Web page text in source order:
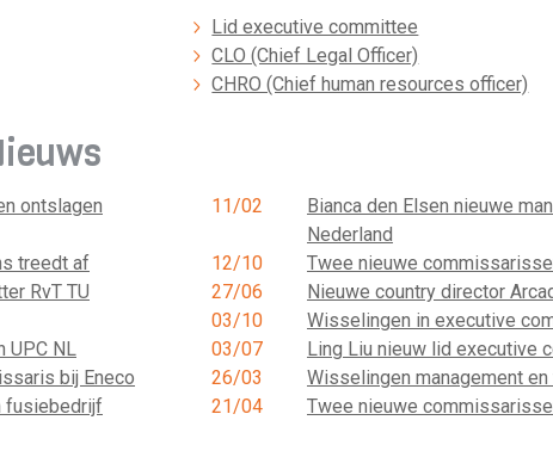
Lid executive committee
CLO (Chief Legal Officer)
CHRO (Chief human resources officer)
ontslagen
treedt af
RvT TU
UPC NL
bij Eneco
fusiebedrijf
11/02
Bianca den Elsen nieuwe
Nederland
12/10
Twee nieuwe
27/06
Nieuwe country director
03/10
Wisselingen in executive
03/07
Ling Liu nieuw lid executive
26/03
Wisselingen management en
21/04
Twee nieuwe